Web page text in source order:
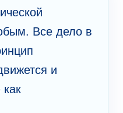
Все дело в
и